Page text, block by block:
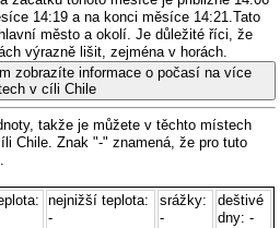
14:19 a na konci měsíce 14:21.Tato
město a okolí. Je důležité říci, že
výrazně lišit, zejména v horách.
zobrazíte informace o počasí na více
v cíli Chile
takže je můžete v těchto místech
Chile. Znak "-" znamená, že pro tuto
nejnižší teplota:
-
srážky:
-
deštivé
dny: -